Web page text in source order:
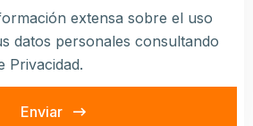
extensa sobre el uso
datos personales consultando
Privacidad.
Enviar